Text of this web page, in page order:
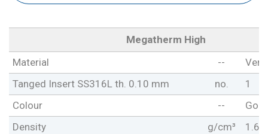
Megatherm High
Material
--
Tanged Insert SS316L th. 0.10 mm
no.
1
Colour
--
Density
g/cm³
1.60